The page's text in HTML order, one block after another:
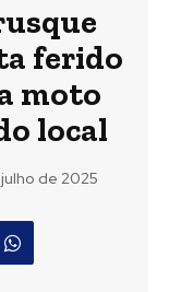
ferido
moto
local
de 2025